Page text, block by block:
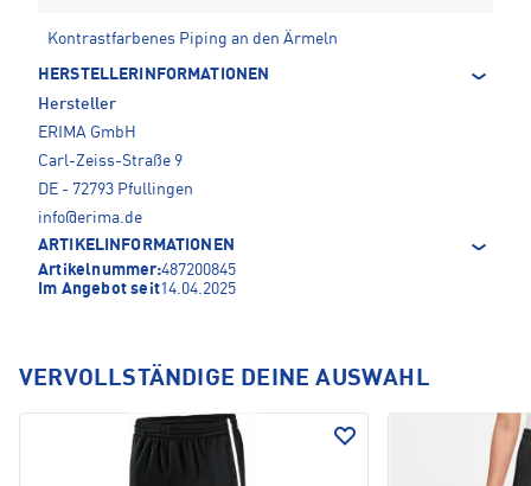
Kontrastfarbenes Piping an den Ärmeln
HERSTELLERINFORMATIONEN
Hersteller
ERIMA GmbH
Carl-Zeiss-Straße 9
DE - 72793 Pfullingen
info@erima.de
ARTIKELINFORMATIONEN
Artikelnummer:487200845
Im Angebot seit14.04.2025
VERVOLLSTÄNDIGE DEINE AUSWAHL